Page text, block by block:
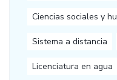
Ciencias sociales y
Sistema a distancia
Licenciatura en agua